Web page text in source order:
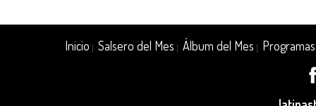
Inicio |Salsero del Mes |Álbum del Mes Programas